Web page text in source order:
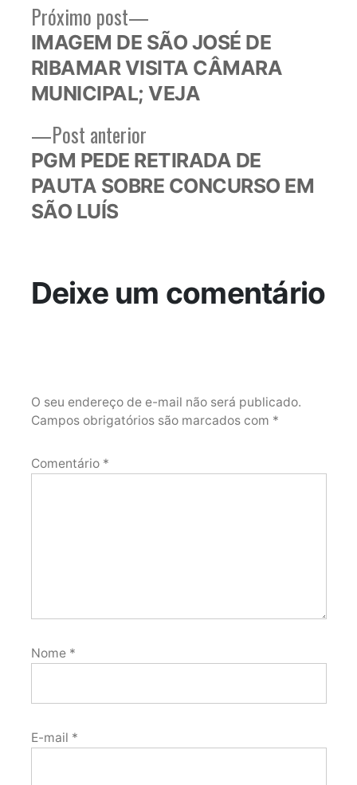
Navegação
de
Post
Post anteriorPost
anterior:
PGM PEDE RETIRADA DE
PAUTA SOBRE CONCURSO EM
SÃO LUÍS
Próximo post
Próximo
post:
IMAGEM DE SÃO JOSÉ DE
RIBAMAR VISITA CÂMARA
MUNICIPAL; VEJA
Deixe um comentário
O seu endereço de e-mail não será publicado.
Campos obrigatórios são marcados com *
Comentário *
Nome *
E-mail *